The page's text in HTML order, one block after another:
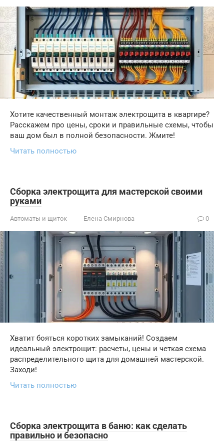
Хотите качественный монтаж электрощита в квартире?
Расскажем про цены, сроки и правильные схемы, чтобы
ваш дом был в полной безопасности. Жмите!
Читать полностью
Сборка электрощита для мастерской своими
руками
Автоматы и щиток Елена Смирнова 0
Хватит бояться коротких замыканий! Создаем
идеальный электрощит: расчеты, цены и четкая схема
распределительного щита для домашней мастерской.
Заходи!
Читать полностью
Сборка электрощита в баню: как сделать
правильно и безопасно